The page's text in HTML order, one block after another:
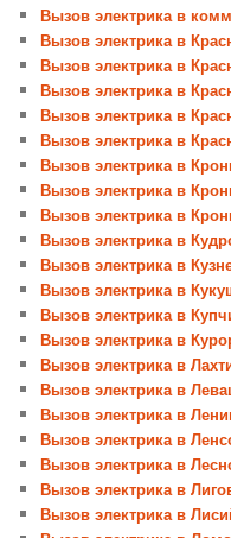
Вызов электрика в
Вызов электрика в
Вызов электрика в
Вызов электрика в
Вызов электрика в
Вызов электрика в
Вызов электрика в
Вызов электрика в
Вызов электрика в
Вызов электрика в
Вызов электрика в
Вызов электрика в
Вызов электрика в
Вызов электрика в
Вызов электрика в
Вызов электрика в
Вызов электрика в
Вызов электрика в
Вызов электрика в
Вызов электрика в
Вызов электрика в